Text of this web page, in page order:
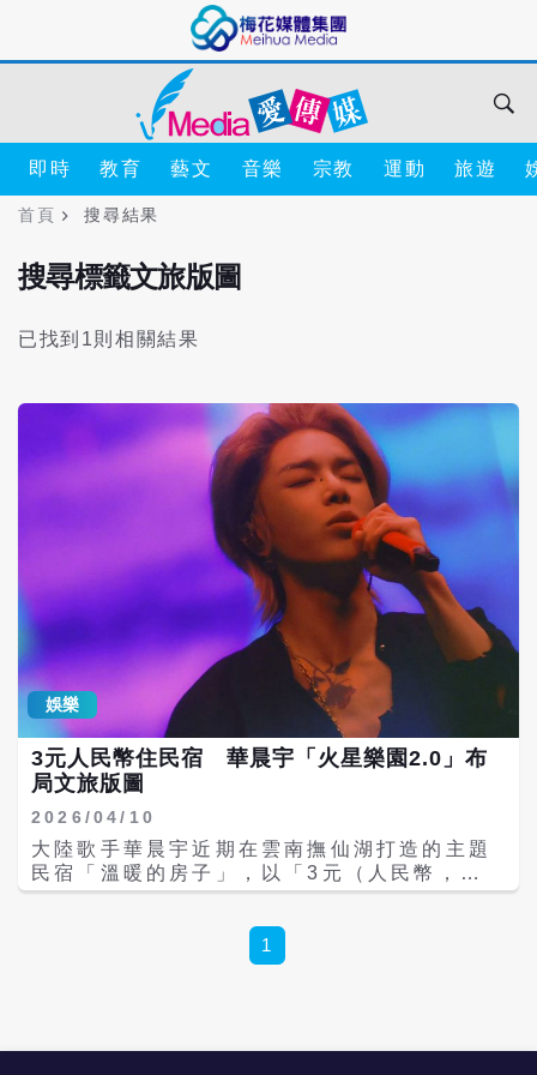
即時 教育 藝文 音樂 宗教 運動 旅遊
首頁 搜尋結果
搜尋標籤文旅版圖
已找到1則相關結果
娛樂
3元人民幣住民宿 華晨宇「火星樂園2.0」布
局文旅版圖
2026/04/10
大陸歌手華晨宇近期在雲南撫仙湖打造的主題
民宿「溫暖的房子」，以「3元（人民幣，下
同）入住」引爆關注。外界初看認為是「虧本
曝光，這場看似反商業操作的實驗，正被視為
一次結合演唱會與文旅產業的商業模式創新。
1